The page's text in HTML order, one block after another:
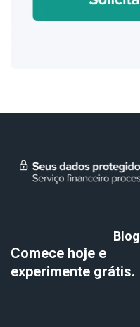
Blog
Comece hoje e
experimente grátis.